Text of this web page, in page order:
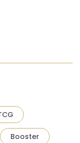
Booster